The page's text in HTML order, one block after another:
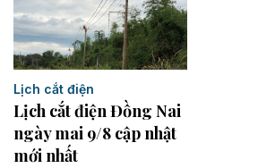
Lịch cắt điện
Lịch cắt điện Đồng Nai
ngày mai 9/8 cập nhật
mới nhất